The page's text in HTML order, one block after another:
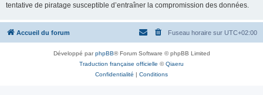
tentative de piratage susceptible d’entraîner la compromission des données.
Accueil du forum Fuseau horaire sur UTC+02:00
Développé parphpBB® Forum Software © phpBB Limited
Traduction française officielle ©Qiaeru
Confidentialité | Conditions